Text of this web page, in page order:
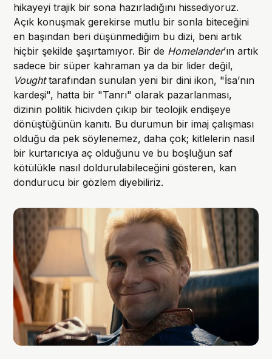
hikayeyi trajik bir sona hazırladığını hissediyoruz.
Açık konuşmak gerekirse mutlu bir sonla biteceğini
en başından beri düşünmediğim bu dizi, beni artık
hiçbir şekilde şaşırtamıyor. Bir de Homelander’ın artık
sadece bir süper kahraman ya da bir lider değil,
Voughttarafından sunulan yeni bir dini ikon, "İsa’nın
kardeşi", hatta bir "Tanrı" olarak pazarlanması,
dizinin politik hicivden çıkıp bir teolojik endişeye
dönüştüğünün kanıtı. Bu durumun bir imaj çalışması
olduğu da pek söylenemez, daha çok; kitlelerin nasıl
bir kurtarıcıya aç olduğunu ve bu boşluğun saf
kötülükle nasıl doldurulabileceğini gösteren, kan
dondurucu bir gözlem diyebiliriz.